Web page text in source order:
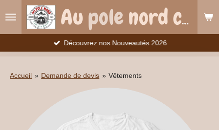
au
contenu
Au polenord c&d
Découvrez nos Nouveautés 2026
Accueil » Demande de devis » Vêtements